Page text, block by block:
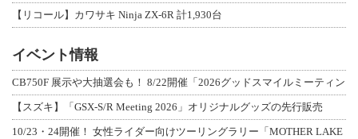
【リコール】カワサキ Ninja ZX-6R 計1,930台
イベント情報
CB750F 展示や大抽選会も！ 8/22開催「2026グッドスマイルミーティン
【スズキ】「GSX-S/R Meeting 2026」オリジナルグッズの先行販売
10/23・24開催！ 女性ライダー向けツーリングラリー「MOTHER LAKE